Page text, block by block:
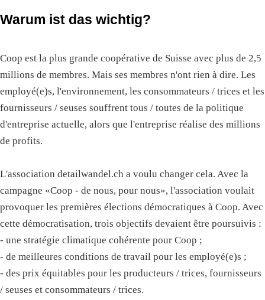
Warum ist das wichtig?
Coop est la plus grande coopérative de Suisse avec plus de 2,5
millions de membres. Mais ses membres n'ont rien à dire. Les
employé(e)s, l'environnement, les consommateurs / trices et les
fournisseurs / seuses souffrent tous / toutes de la politique
d'entreprise actuelle, alors que l'entreprise réalise des millions
de profits.
L'association detailwandel.ch a voulu changer cela. Avec la
campagne «Coop - de nous, pour nous», l'association voulait
provoquer les premières élections démocratiques à Coop. Avec
cette démocratisation, trois objectifs devaient être poursuivis :
- une stratégie climatique cohérente pour Coop ;
- de meilleures conditions de travail pour les employé(e)s ;
- des prix équitables pour les producteurs / trices, fournisseurs
/ seuses et consommateurs / trices.